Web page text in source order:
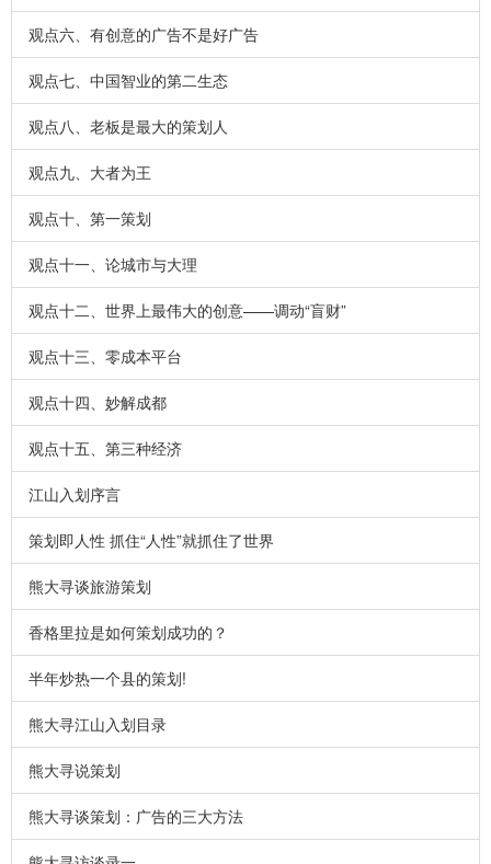
观点六、有创意的广告不是好广告
观点七、中国智业的第二生态
观点八、老板是最大的策划人
观点九、大者为王
观点十、第一策划
观点十一、论城市与大理
观点十二、世界上最伟大的创意——调动“盲财”
观点十三、零成本平台
观点十四、妙解成都
观点十五、第三种经济
江山入划序言
策划即人性 抓住“人性”就抓住了世界
熊大寻谈旅游策划
香格里拉是如何策划成功的？
半年炒热一个县的策划!
熊大寻江山入划目录
熊大寻说策划
熊大寻谈策划：广告的三大方法